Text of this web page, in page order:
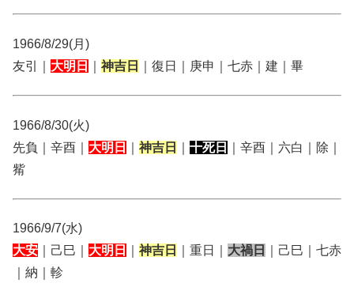
1966/8/29(月)
友引｜ 大明日 神吉日 ｜復日｜庚申｜七赤｜建｜畢
1966/8/30(火)
先負｜辛酉｜ 大明日 神吉日 十死日
｜辛酉｜六白｜除｜
觜
1966/9/7(水)
大安 ｜己巳｜ 大明日 神吉日 ｜重日｜ 大禍日
｜己巳｜七赤
｜納｜軫